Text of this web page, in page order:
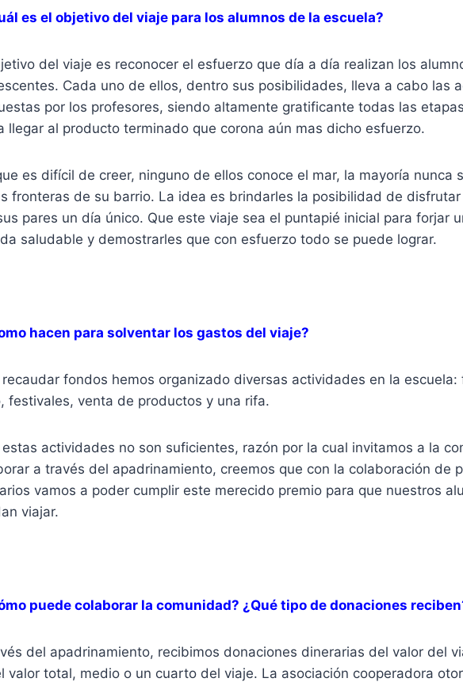
es el objetivo del viaje para los alumnos de la escuela?
del viaje es reconocer el esfuerzo que día a día realizan los
Cada uno de ellos, dentro sus posibilidades, lleva a cabo las
por los profesores, siendo altamente gratificante todas las
llegar al producto terminado que corona aún mas dicho esfuerzo.
es difícil de creer, ninguno de ellos conoce el mar, la mayoría nunca
fronteras de su barrio. La idea es brindarles la posibilidad de
pares un día único. Que este viaje sea el puntapié inicial para forjar
saludable y demostrarles que con esfuerzo todo se puede lograr.
hacen para solventar los gastos del viaje?
recaudar fondos hemos organizado diversas actividades en la escuela:
festivales, venta de productos y una rifa.
estas actividades no son suficientes, razón por la cual invitamos a la
a través del apadrinamiento, creemos que con la colaboración de
vamos a poder cumplir este merecido premio para que nuestros
viajar.
puede colaborar la comunidad? ¿Qué tipo de donaciones
del apadrinamiento, recibimos donaciones dinerarias del valor del
valor total, medio o un cuarto del viaje. La asociación cooperadora